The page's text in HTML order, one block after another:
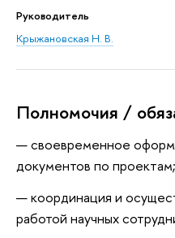
Руководитель
Крыжановская Н. В.
Полномочия /
своевременное
документов по проектам;
координация и
работой научных